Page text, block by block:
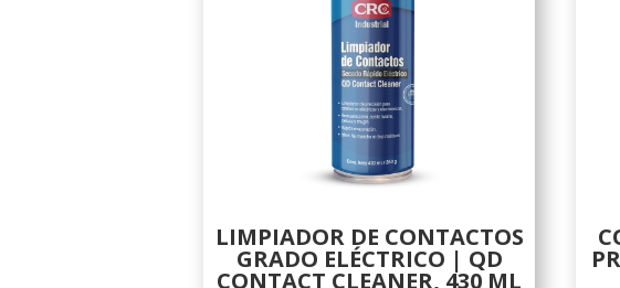
LIMPIADOR DE CONTACTOS
GRADO ELÉCTRICO | QD
CONTACT CLEANER, 430 ML